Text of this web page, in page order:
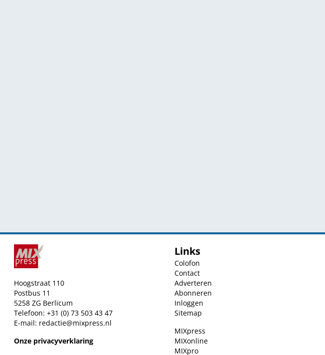
Hoogstraat 110
Postbus 11
5258 ZG Berlicum
Telefoon: +31 (0) 73 503 43 47
E-mail: redactie@mixpress.nl
Onze privacyverklaring
Links
Colofon
Contact
Adverteren
Abonneren
Inloggen
Sitemap
MIXpress
MIXonline
MIXpro